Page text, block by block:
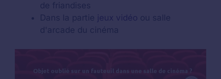
de friandises
Dans la partie jeux vidéo ou salle
d'arcade du cinéma